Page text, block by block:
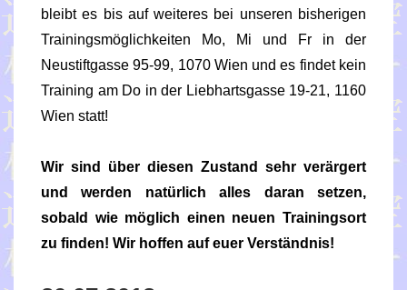
bleibt es bis auf weiteres bei unseren bisherigen
Trainingsmöglichkeiten Mo, Mi und Fr in der
Neustiftgasse 95-99, 1070 Wien und es findet kein
Training am Do in der Liebhartsgasse 19-21, 1160
Wien statt!
Wir sind über diesen Zustand sehr verärgert
und werden natürlich alles daran setzen,
sobald wie möglich einen neuen Trainingsort
zu finden! Wir hoffen auf euer Verständnis!